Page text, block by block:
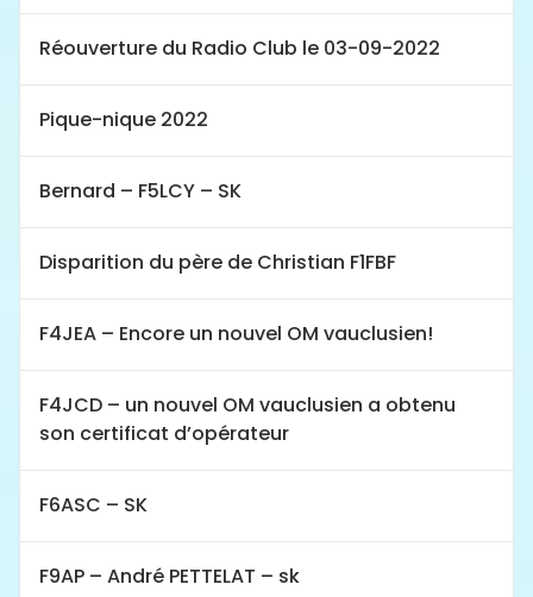
Réouverture du Radio Club le 03-09-2022
Pique-nique 2022
Bernard – F5LCY – SK
Disparition du père de Christian F1FBF
F4JEA – Encore un nouvel OM vauclusien!
F4JCD – un nouvel OM vauclusien a obtenu
son certificat d’opérateur
F6ASC – SK
F9AP – André PETTELAT – sk